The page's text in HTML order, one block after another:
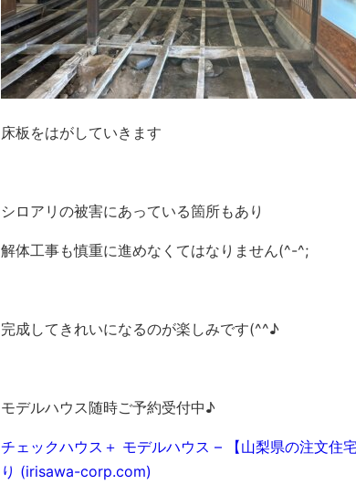
床板をはがしていきます
シロアリの被害にあっている箇所もあり
解体工事も慎重に進めなくてはなりません(^-^;
完成してきれいになるのが楽しみです(^^♪
モデルハウス随時ご予約受付中♪
チェックハウス＋ モデルハウス – 【山梨県の注文住
り (irisawa-corp.com)